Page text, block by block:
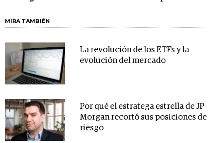
MIRA TAMBIÉN
La revolución de los ETFs y la
evolución del mercado
Por qué el estratega estrella de JP
Morgan recortó sus posiciones de
riesgo